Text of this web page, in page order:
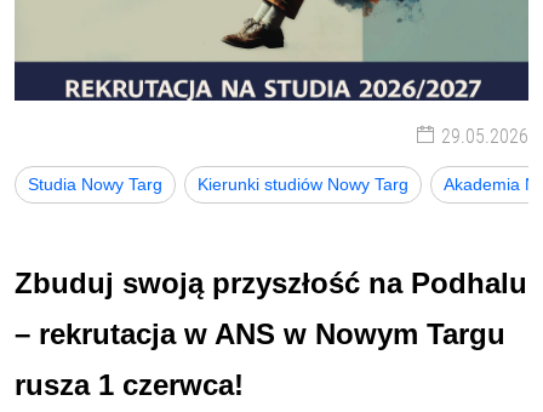
29.05.2026
Studia Nowy Targ Kierunki studiów Nowy Targ Akademia
Zbuduj swoją przyszłość na Podhalu
– rekrutacja w ANS w Nowym Targu
rusza 1 czerwca!